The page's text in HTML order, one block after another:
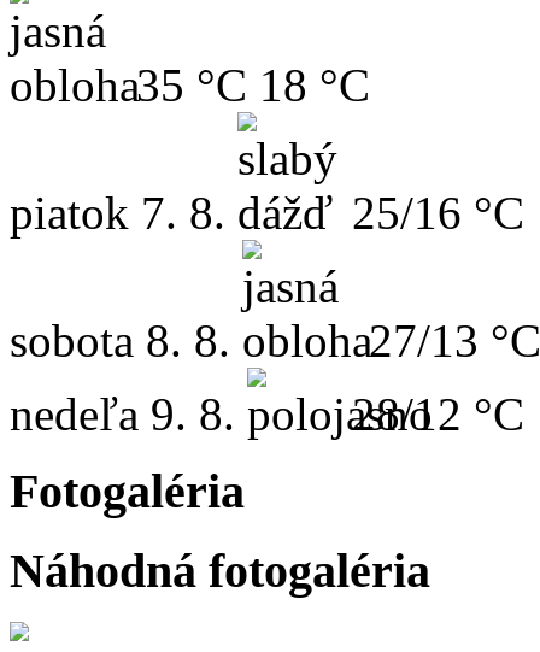
35 °C 18 °C
piatok 7. 8. 25/16 °C
sobota 8. 8.
27/13 °C
nedeľa 9. 8. 28/12 °C
Fotogaléria
Náhodná fotogaléria